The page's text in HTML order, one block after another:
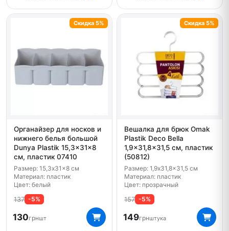
Органайзер для носков и
нижнего белья большой
Dunya Plastik 15,3x31x8
см, пластик 07410
Размер: 15,3x31x8 см
Материал: пластик
Цвет: белый
137 -5%
130грншт
Скидка 5%
Вешалка для брюк Omak
Plastik Deco Bella
1,9x31,8x31,5 см, пластик
(50812)
Размер: 1,9x31,8x31,5 см
Материал: пластик
Цвет: прозрачный
157 -5%
149грнштука
Скидка 5%